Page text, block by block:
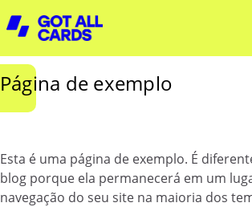
Página de exemplo
Esta é uma página de exemplo. É
blog porque ela permanecerá em um
navegação do seu site na maioria dos